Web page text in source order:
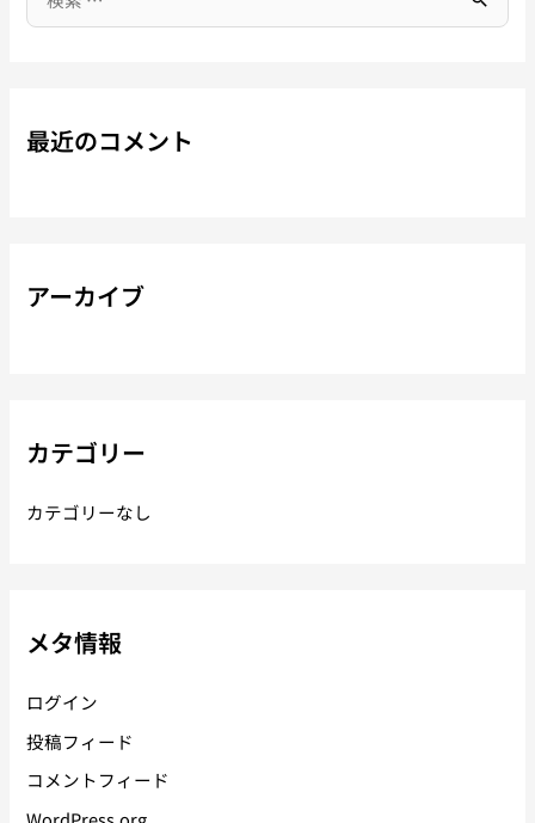
最近のコメント
アーカイブ
カテゴリー
カテゴリーなし
メタ情報
ログイン
投稿フィード
コメントフィード